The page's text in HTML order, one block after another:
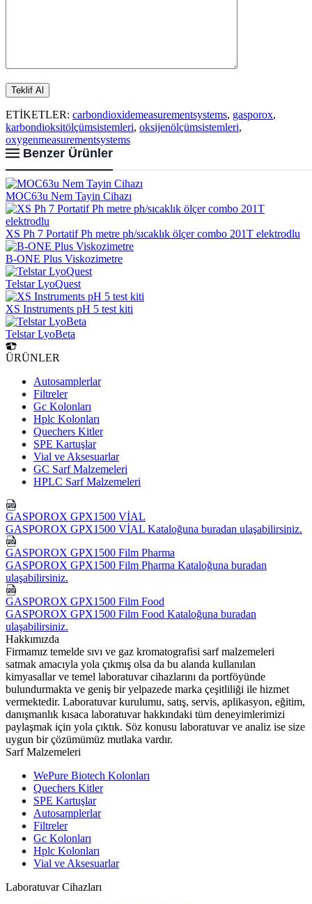
ETİKETLER: carbondioxidemeasurementsystems, gasporox,
karbondioksitölçümsistemleri, oksijenölçümsistemleri,
oxygenmeasurementsystems
Benzer Ürünler
MOC63u Nem Tayin Cihazı
XS Ph 7 Portatif Ph metre ph/sıcaklık ölçer combo 201T elektrodlu
B-ONE Plus Viskozimetre
Telstar LyoQuest
XS Instruments pH 5 test kiti
Telstar LyoBeta
ÜRÜNLER
Autosamplerlar
Filtreler
Gc Kolonları
Hplc Kolonları
Quechers Kitler
SPE Kartuşlar
Vial ve Aksesuarlar
GC Sarf Malzemeleri
HPLC Sarf Malzemeleri
GASPOROX GPX1500 VİAL
GASPOROX GPX1500 VİAL Kataloğuna buradan ulaşabilirsiniz.
GASPOROX GPX1500 Film Pharma
GASPOROX GPX1500 Film Pharma Kataloğuna buradan
ulaşabilirsiniz.
GASPOROX GPX1500 Film Food
GASPOROX GPX1500 Film Food Kataloğuna buradan
ulaşabilirsiniz.
Hakkımızda
Firmamız temelde sıvı ve gaz kromatografisi sarf malzemeleri
satmak amacıyla yola çıkmış olsa da bu alanda kullanılan
kimyasallar ve temel laboratuvar cihazlarını da portföyünde
bulundurmakta ve geniş bir yelpazede marka çeşitliliği ile hizmet
vermektedir. Laboratuvar kurulumu, satış, servis, aplikasyon, eğitim,
danışmanlık kısaca laboratuvar hakkındaki tüm deneyimlerimizi
paylaşmak için yola çıktık. Söz konusu laboratuvar ve analiz ise size
uygun bir çözümümüz mutlaka vardır.
Sarf Malzemeleri
WePure Biotech Kolonları
Quechers Kitler
SPE Kartuşlar
Autosamplerlar
Filtreler
Gc Kolonları
Hplc Kolonları
Vial ve Aksesuarlar
Laboratuvar Cihazları